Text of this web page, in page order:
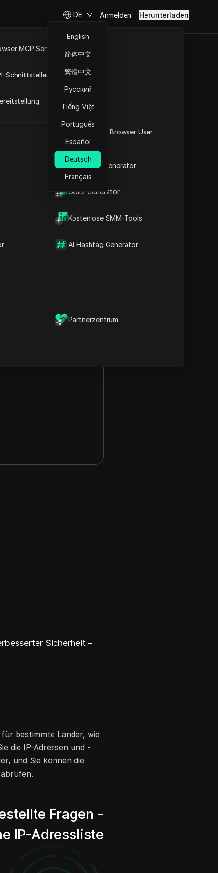
Was ist mein Browser User
Agent
2FA-Code-Generator
UUID-Generator
Kostenlose SMM-Tools
AI Hashtag Generator
Partnerzentrum
MCP Server
Schnittstellen
DE
English
简体中文
繁體中文
Русский
Tiếng Việt
Português
Español
Deutsch
Français
Anmelden Herunterladen
IP-Adressliste und des
und kopieren und die
Download
Sicherheit –
bestimmte Länder, wie
die IP-Adressen und -
und Sie können die
Fragen -
IP-Adressliste